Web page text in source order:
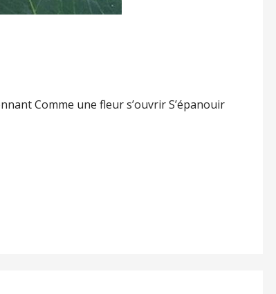
Comme une fleur s’ouvrir S’épanouir